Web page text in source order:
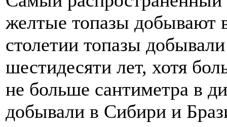
желтые топазы добывают
столетии топазы
шестидесяти лет, хотя
не больше сантиметра в
добывали в Сибири и